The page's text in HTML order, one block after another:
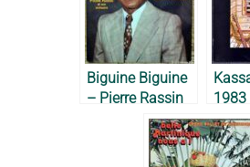
Biguine Biguine
– Pierre Rassin
et son orchestre
antillais, vers
1983